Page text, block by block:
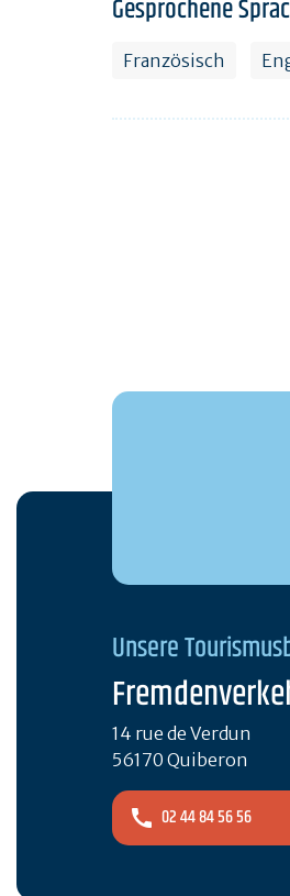
Gesprochene
Französisch
Unsere
14 rue de Verdun
56170 Quiberon
02 44 84 56 56